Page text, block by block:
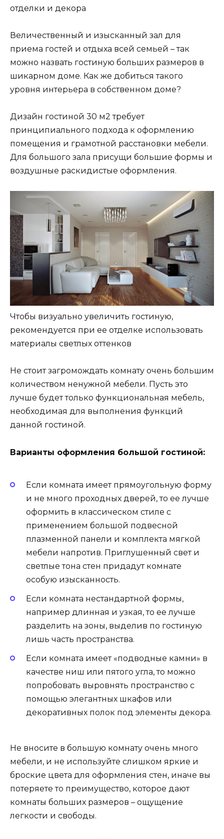
отделки и декора
Величественный и изысканный зал для
приема гостей и отдыха всей семьей – так
можно назвать гостиную больших размеров в
шикарном доме. Как же добиться такого
уровня интерьера в собственном доме?
Дизайн гостиной 30 м2 требует
принципиального подхода к оформлению
помещения и грамотной расстановки мебели.
Для большого зала присущи большие формы и
воздушные раскидистые оформления.
Чтобы визуально увеличить гостиную,
рекомендуется при ее отделке использовать
материалы светлых оттенков
Не стоит загромождать комнату очень большим
количеством ненужной мебели. Пусть это
лучше будет только функциональная мебель,
необходимая для выполнения функций
данной гостиной.
Варианты оформления большой гостиной:
Если комната имеет прямоугольную форму
и не много проходных дверей, то ее лучше
оформить в классическом стиле с
применением большой подвесной
плазменной панели и комплекта мягкой
мебели напротив. Приглушенный свет и
светлые тона стен придадут комнате
особую изысканность.
Если комната нестандартной формы,
например длинная и узкая, то ее лучше
разделить на зоны, выделив по гостиную
лишь часть пространства.
Если комната имеет «подводные камни» в
качестве ниш или пятого угла, то можно
попробовать выровнять пространство с
помощью элегантных шкафов или
декоративных полок под элементы декора.
Не вносите в большую комнату очень много
мебели, и не используйте слишком яркие и
броские цвета для оформления стен, иначе вы
потеряете то преимущество, которое дают
комнаты больших размеров – ощущение
легкости и свободы.